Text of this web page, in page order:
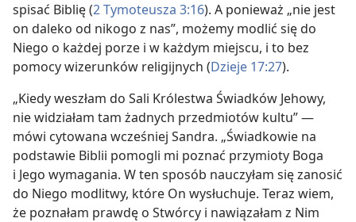
spisać Biblię (2 Tymoteusza 3:16). A ponieważ „nie jest
on daleko od nikogo z nas”, możemy modlić się do
Niego o każdej porze i w każdym miejscu, i to bez
pomocy wizerunków religijnych (Dzieje 17:27).
„Kiedy weszłam do Sali Królestwa Świadków Jehowy,
nie widziałam tam żadnych przedmiotów kultu” —
mówi cytowana wcześniej Sandra. „Świadkowie na
podstawie Biblii pomogli mi poznać przymioty Boga
i Jego wymagania. W ten sposób nauczyłam się zanosić
do Niego modlitwy, które On wysłuchuje. Teraz wiem,
że poznałam prawdę o Stwórcy i nawiązałam z Nim